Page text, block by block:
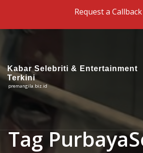
Request a Callback
Kabar Selebriti & Entertainment
Terkini
premangila.biz.id
Tag